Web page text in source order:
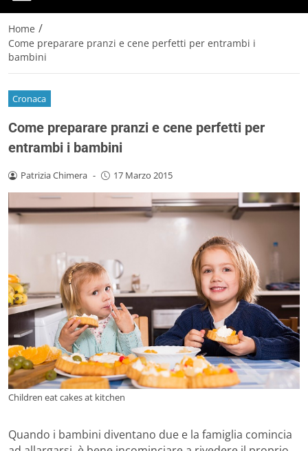
Home /
Come preparare pranzi e cene perfetti per entrambi i
bambini
Cronaca
Come preparare pranzi e cene perfetti per
entrambi i bambini
Patrizia Chimera - 17 Marzo 2015
Children eat cakes at kitchen
Quando i bambini diventano due e la famiglia comincia